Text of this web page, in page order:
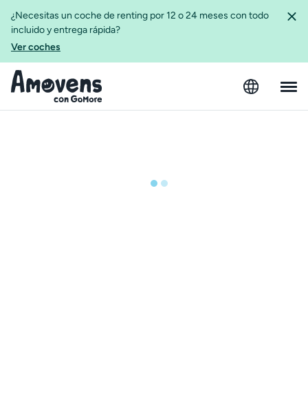
¿Necesitas un coche de renting por 12 o 24 meses con todo
incluido y entrega rápida?
Ver coches